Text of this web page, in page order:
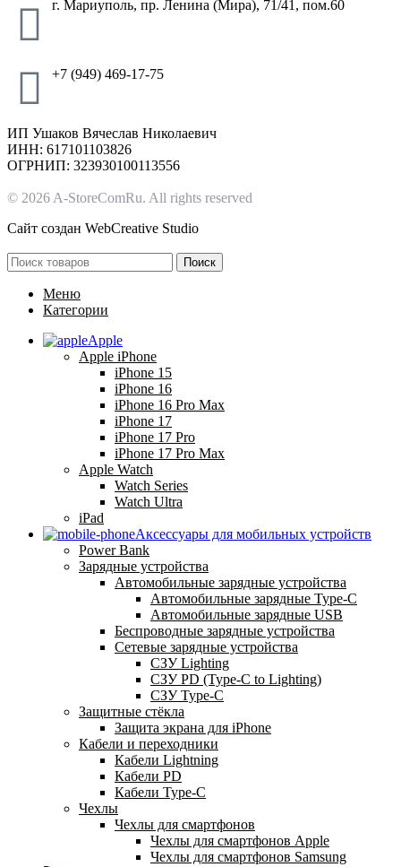
г. Мариуполь, пр. Ленина (Мира), 71/41, пом.60
+7 (949) 469-17-75
ИП Ушаков Вячеслав Николаевич
ИНН: 617101103826
ОГРНИП: 323930100113556
© 2026 A-StoreComRu. All rights reserved
Сайт создан WebCreative Studio
Поиск
Меню
Категории
Apple
Apple iPhone
iPhone 15
iPhone 16
iPhone 16 Pro Max
iPhone 17
iPhone 17 Pro
iPhone 17 Pro Max
Apple Watch
Watch Series
Watch Ultra
iPad
Аксессуары для мобильных устройств
Power Bank
Зарядные устройства
Автомобильные зарядные устройства
Автомобильные зарядные Type-C
Автомобильные зарядные USB
Беспроводные зарядные устройства
Сетевые зарядные устройства
СЗУ Lighting
СЗУ PD (Type-C to Lighting)
СЗУ Type-C
Защитные стёкла
Защита экрана для iPhone
Кабели и переходники
Кабели Lightning
Кабели PD
Кабели Type-C
Чехлы
Чехлы для смартфонов
Чехлы для смартфонов Apple
Чехлы для смартфонов Samsung